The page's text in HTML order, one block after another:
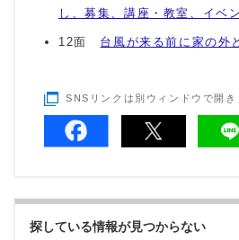
し、募集、講座・教室、イベン
12面 台風が来る前に家の外
SNSリンクは別ウィンドウで開き
探している情報が見つからない